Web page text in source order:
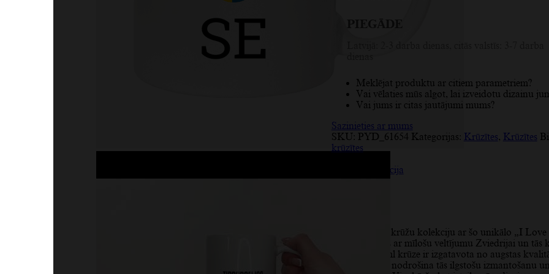
Meklējat produktu ar citiem parametriem?
Vai vēlaties mūs algot, lai izveidotu dizainu
Vai jums ir citas jautājumi mums?
Sazinieties ar mums
SKU: PYD_61654 Kategorijas: Krūzītes, Krūzītes
krūzītes
Papildu informācija
Atsauksmes (7)
Papildiniet savu krūžu kolekciju ar šo unikālo „I Love
krūzi, kas izceļas ar mīlošu veltījumu Zviedrijai un tās
karogu. Šī 330 ml krūze ir izgatavota no augstas
materiāliem, kas nodrošina tās ilgstošu izmantošanu un